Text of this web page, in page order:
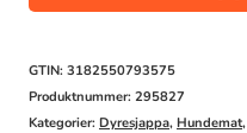
12+
antall
GTIN: 3182550793575
Produktnummer: 295827
Kategorier: Dyresjappa, Hundemat,